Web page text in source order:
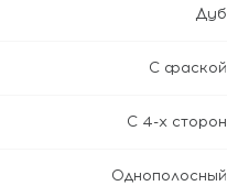
Дуб
С фаской
С 4-х сторон
Однополосный